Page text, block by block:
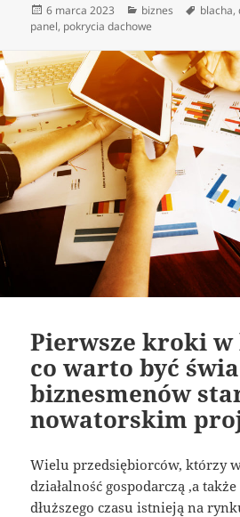
Data
publikacji
6 marca 2023 Kategorie
biznes Tagi
blacha,
panel, pokrycia dachowe
Pierwsze kroki w
co warto być
biznesmenów
nowatorskim
Wielu przedsiębiorców, którzy
działalność gospodarczą ,a
dłuższego czasu istnieją na